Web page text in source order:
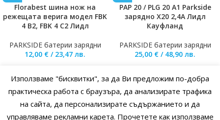
Florabest шина нож на
режещата верига модел FBK
4 B2, FBK 4 C2 Лидл
PARKSIDE батерии зарядни
12,00 € / 23,47 лв.
PAP 20 / PLG 20 A1 Parkside
зарядно X20 2,4A Лидл
Кауфланд
PARKSIDE батерии зарядни
25,00 € / 48,90 лв.
НАЧАЛООБЩИ УСЛОВИЯУСЛОВИЯ И ПРАВИЛА
ПОЛИТИКА НА БИСКВИТКИТЕПОЛИТИКА ЗА ПОВЕРИТЕЛНОСТ
Използваме "бисквитки", за да Ви предложим по-добра
практическа работа с браузъра, да анализирате трафика
на сайта, да персонализирате съдържанието и да
управляваме рекламни карета. Прочетете как използваме